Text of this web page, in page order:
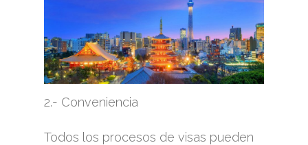
2.- Conveniencia
Todos los procesos de visas pueden